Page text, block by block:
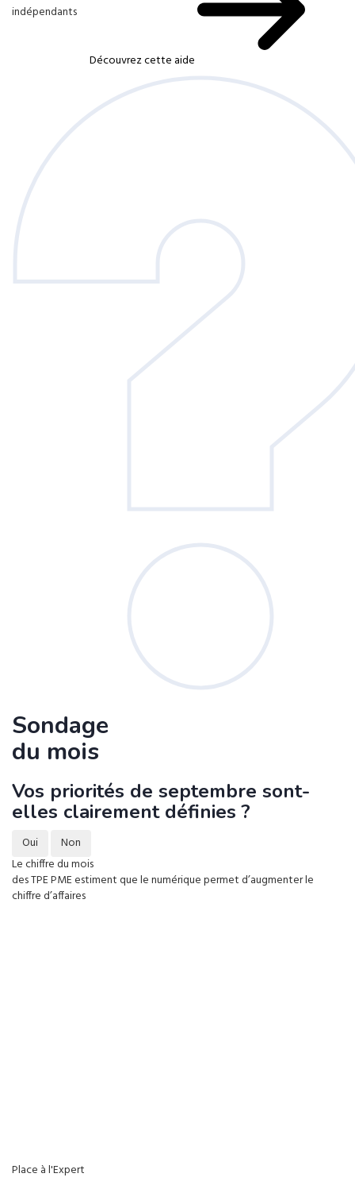
indépendants
Découvrez cette aide
Sondage
du mois
Vos priorités de septembre sont-
elles clairement définies ?
Oui
Non
Le chiffre du mois
des TPE PME estiment que le numérique permet d’augmenter le
chiffre d’affaires
Place à l'Expert